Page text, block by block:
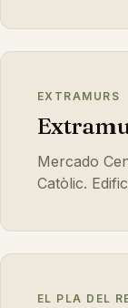
EXTRAMURS
Mercado
Catòlic.
EL PLA DEL